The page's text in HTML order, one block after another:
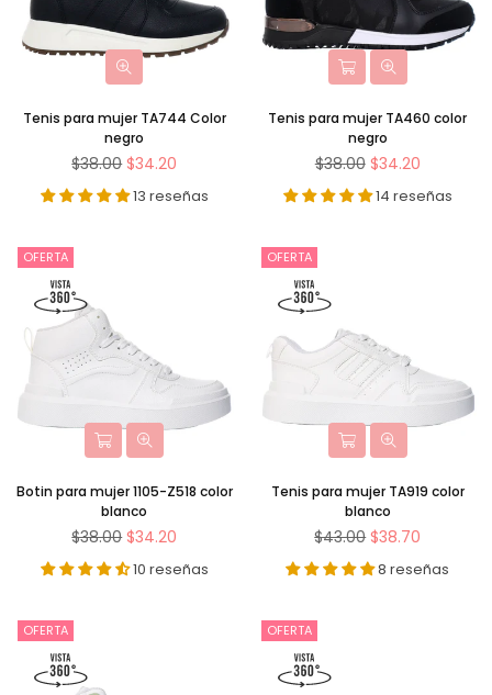
Tenis para mujer TA744 Color
negro
Precio
$38.00 $34.20
13 reseñas
Tenis para mujer TA460 color
negro
Precio
$38.00 $34.20
14 reseñas
OFERTA
Botin para mujer 1105-Z518 color
blanco
Precio
$38.00 $34.20
10 reseñas
OFERTA
Tenis para mujer TA919 color
blanco
Precio
$43.00 $38.70
8 reseñas
OFERTA OFERTA